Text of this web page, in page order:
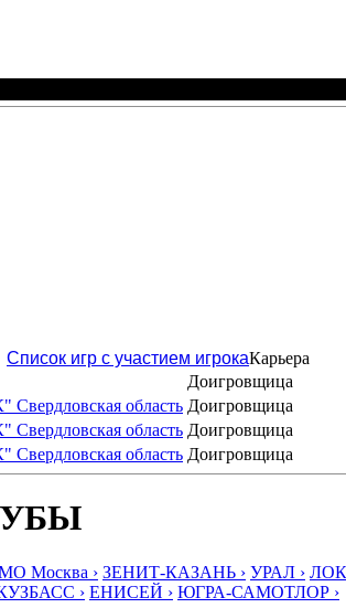
Список игр с участием игрокаКарьера
Доигровщица
область Доигровщица
область Доигровщица
область Доигровщица
Москва › ЗЕНИТ-КАЗАНЬ › УРАЛ ›
› ЕНИСЕЙ › ЮГРА-САМОТЛОР ›